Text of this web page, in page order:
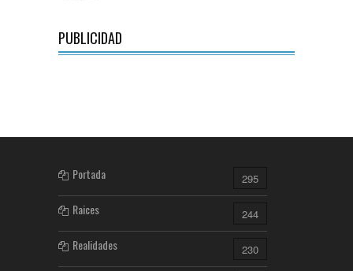
PUBLICIDAD
Portada 295
Raices 244
Realidades 230